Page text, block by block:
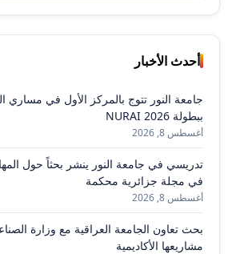
أحدث الأخبار
جامعة النور تتوج بالمركز الأول في مساري
ببطولة NURAI 2026
أغسطس 8, 2026
تدريسي في جامعة النور ينشر بحثاً حول
في مجلة جزائرية محكمة
أغسطس 8, 2026
بحث تعاون الجامعة العراقية مع وزارة
مشاريعها الأكاديمية